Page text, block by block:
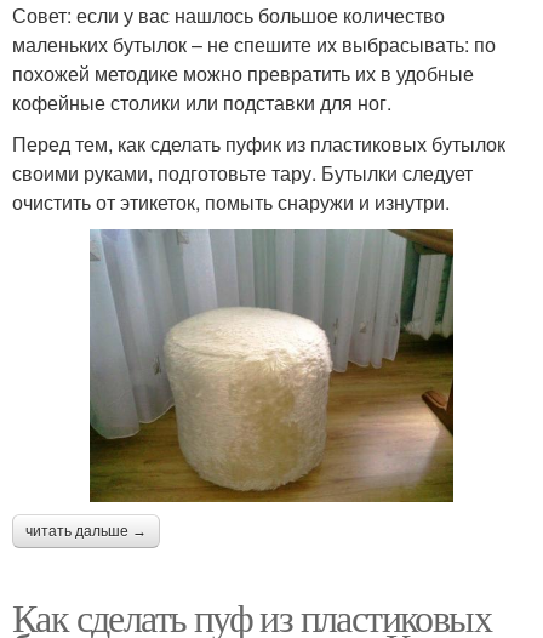
Совет: если у вас нашлось большое количество
маленьких бутылок – не спешите их выбрасывать: по
похожей методике можно превратить их в удобные
кофейные столики или подставки для ног.
Перед тем, как сделать пуфик из пластиковых бутылок
своими руками, подготовьте тару. Бутылки следует
очистить от этикеток, помыть снаружи и изнутри.
читать дальше →
Как сделать пуф из пластиковых